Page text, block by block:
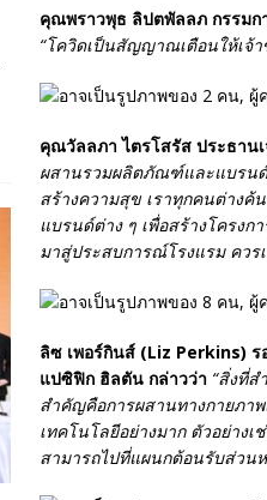
คุณพราวพุธ ลิปตพัลลภ กรรมก
“โควิดเป็นสัญญาณเตือนให้เจ้
คุณวัลลภา ไตรโสรัส ประธาน
ผสานรวมผลิตภัณฑ์และแบรนด์
สร้างความสุข เราทุกคนต่างค้
แบรนด์ต่าง ๆ เพื่อสร้างโครง
มาสู่ประสบการณ์โรงแรม คว
ลิซ เพอร์กินส์ (Liz Perkins) ร
แปซิฟิก ฮิลตัน กล่าวว่า “สิ่งที่ส
สำคัญคือการผสานทางกายภา
เทคโนโลยีอย่างมาก ตัวอย่าง
สามารถไปที่แผนกต้อนรับส่วน